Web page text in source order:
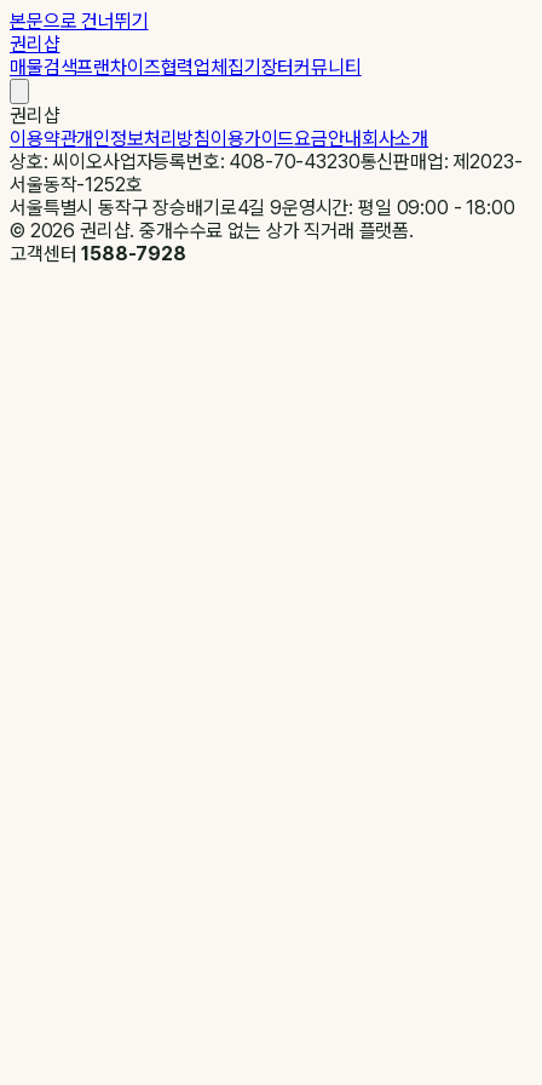
본문으로 건너뛰기
권리샵
매물검색프랜차이즈협력업체집기장터커뮤니티
권리샵
이용약관개인정보처리방침이용가이드요금안내회사소개
상호: 씨이오사업자등록번호: 408-70-43230통신판매업: 제2023-
서울동작-1252호
서울특별시 동작구 장승배기로4길 9운영시간: 평일 09:00 - 18:00
© 2026 권리샵. 중개수수료 없는 상가 직거래 플랫폼.
고객센터1588-7928